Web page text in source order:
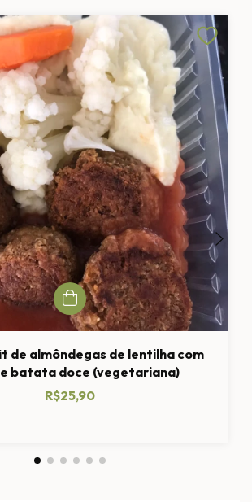
de almôndegas de lentilha com
batata doce (vegetariana)
R$25,90